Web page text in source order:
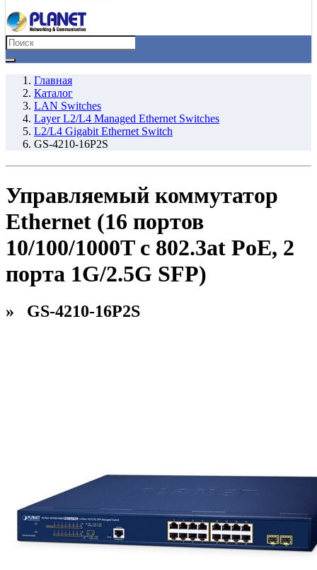
Главная
Каталог
LAN Switches
Layer L2/L4 Managed Ethernet Switches
L2/L4 Gigabit Ethernet Switch
GS-4210-16P2S
Управляемый коммутатор
Ethernet (16 портов
10/100/1000T с 802.3at PoE, 2
порта 1G/2.5G SFP)
» GS-4210-16P2S